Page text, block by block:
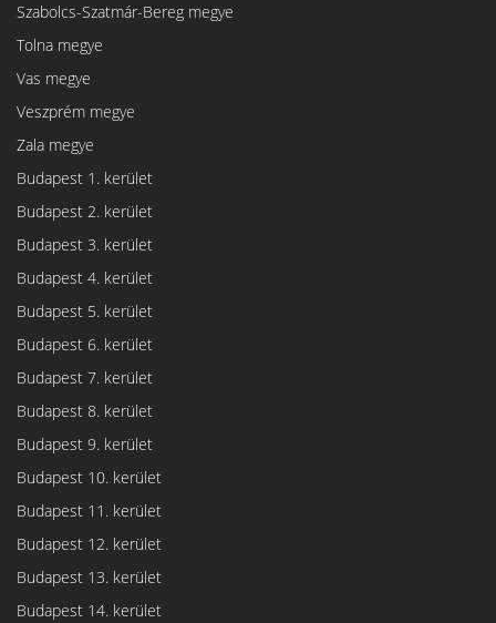
Szabolcs-Szatmár-Bereg megye
Tolna megye
Vas megye
Veszprém megye
Zala megye
Budapest 1. kerület
Budapest 2. kerület
Budapest 3. kerület
Budapest 4. kerület
Budapest 5. kerület
Budapest 6. kerület
Budapest 7. kerület
Budapest 8. kerület
Budapest 9. kerület
Budapest 10. kerület
Budapest 11. kerület
Budapest 12. kerület
Budapest 13. kerület
Budapest 14. kerület